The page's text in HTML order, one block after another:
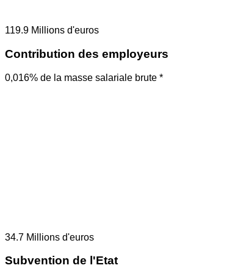
119.9 Millions d'euros
Contribution des employeurs
0,016% de la masse salariale brute *
34.7 Millions d'euros
Subvention de l'Etat